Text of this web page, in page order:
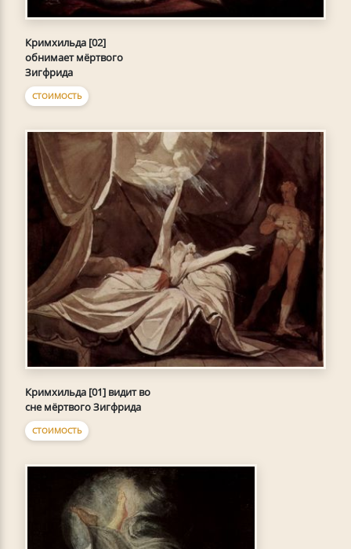
Кримхильда [02]
обнимает мёртвого
Зигфрида
СТОИМОСТЬ
Кримхильда [01] видит во
сне мёртвого Зигфрида
СТОИМОСТЬ